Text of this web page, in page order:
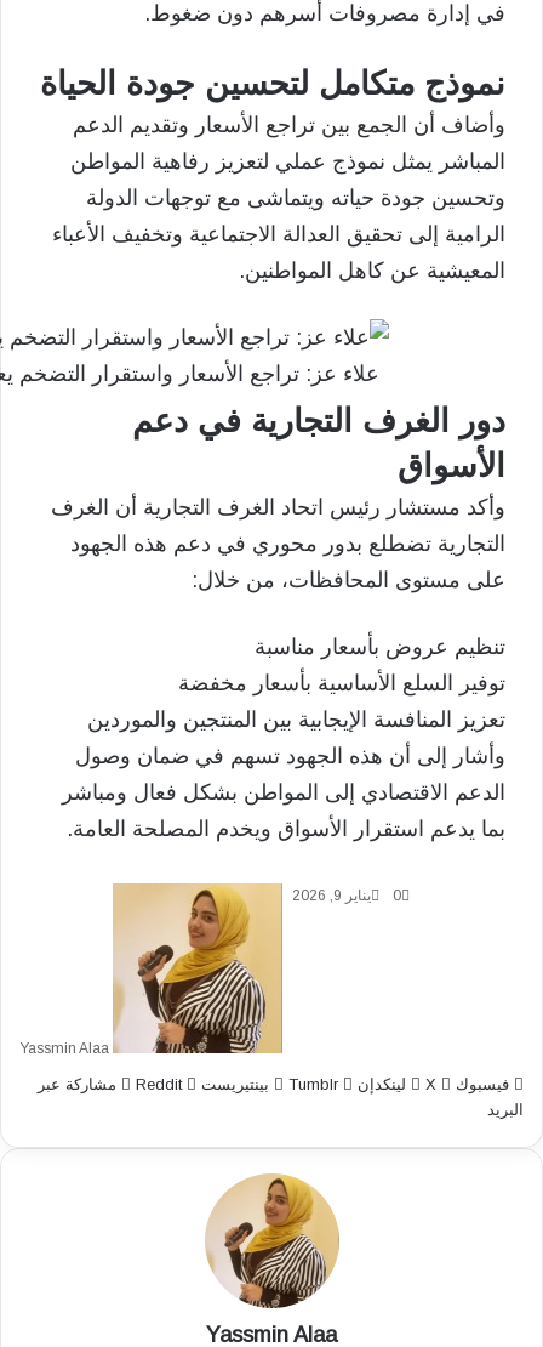
في إدارة مصروفات أسرهم دون ضغوط.
نموذج متكامل لتحسين جودة الحياة
وأضاف أن الجمع بين تراجع الأسعار وتقديم الدعم
المباشر يمثل نموذج عملي لتعزيز رفاهية المواطن
وتحسين جودة حياته ويتماشى مع توجهات الدولة
الرامية إلى تحقيق العدالة الاجتماعية وتخفيف الأعباء
المعيشية عن كاهل المواطنين.
علاء عز: تراجع الأسعار واستقرار التضخم
دور الغرف التجارية في دعم
الأسواق
وأكد مستشار رئيس اتحاد الغرف التجارية أن الغرف
التجارية تضطلع بدور محوري في دعم هذه الجهود
على مستوى المحافظات، من خلال:
تنظيم عروض بأسعار مناسبة
توفير السلع الأساسية بأسعار مخفضة
تعزيز المنافسة الإيجابية بين المنتجين والموردين
وأشار إلى أن هذه الجهود تسهم في ضمان وصول
الدعم الاقتصادي إلى المواطن بشكل فعال ومباشر
بما يدعم استقرار الأسواق ويخدم المصلحة العامة.
Yassmin Alaa
يناير 9, 2026 0
فيسبوك ‫X لينكدإن بينتيريست
مشاركة عبر
البريد
Yassmin Alaa